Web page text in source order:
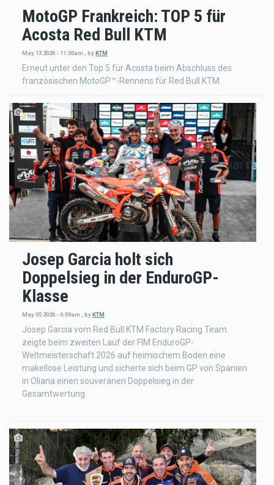
MotoGP Frankreich: TOP 5 für
Acosta Red Bull KTM
May 13 2026 - 11:00am byKTM
Erneut unter den Top 5 für Acosta beim Abschluss des
französischen MotoGP™-Rennens für Red Bull KTM.
Josep Garcia holt sich
Doppelsieg in der EnduroGP-
Klasse
May 05 2026 - 6:09am byKTM
Josep Garcia vom Red Bull KTM Factory Racing Team
zeigte beim zweiten Lauf der FIM EnduroGP-
Weltmeisterschaft 2026 auf heimischem Boden eine
makellose Leistung und sicherte sich beim GP von Spanien
in Oliana einen souveränen Doppelsieg in der
Gesamtwertung.